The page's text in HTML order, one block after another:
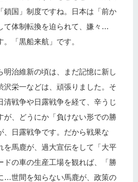
鎖国」制度ですね。日本は「前か
て体制転換を迫られて、嫌々…
。「黒船来航」です。
明治維新の頃は、まだ記憶に新し
沢栄一などは、頑張りました。そ
戦争や日露戦争を経て、辛うじ
、どうにか「負けない形での勝
、日露戦争です。だから戦果な
馬鹿が、過大宣伝をして「大平
ドの車の生産工場を観れば、「勝
…世間を知らない馬鹿が、政策の